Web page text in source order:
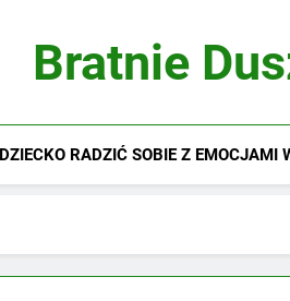
Bratnie
RADZIĆ SOBIE Z EMOCJAMI